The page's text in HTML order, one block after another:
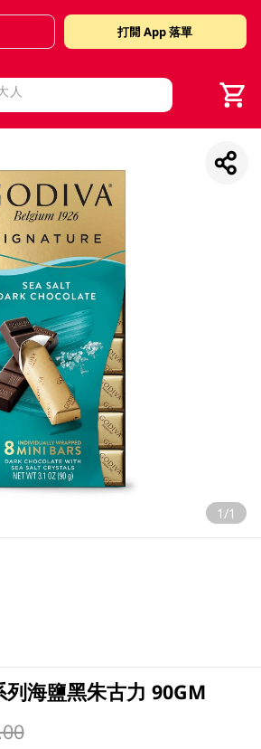
June 2026
打開 App 落單
1/1
海鹽黑朱古力 90GM